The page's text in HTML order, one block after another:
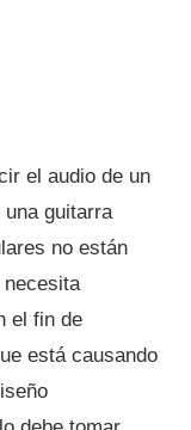
el audio de un
guitarra
no están
necesita
el fin de
está causando